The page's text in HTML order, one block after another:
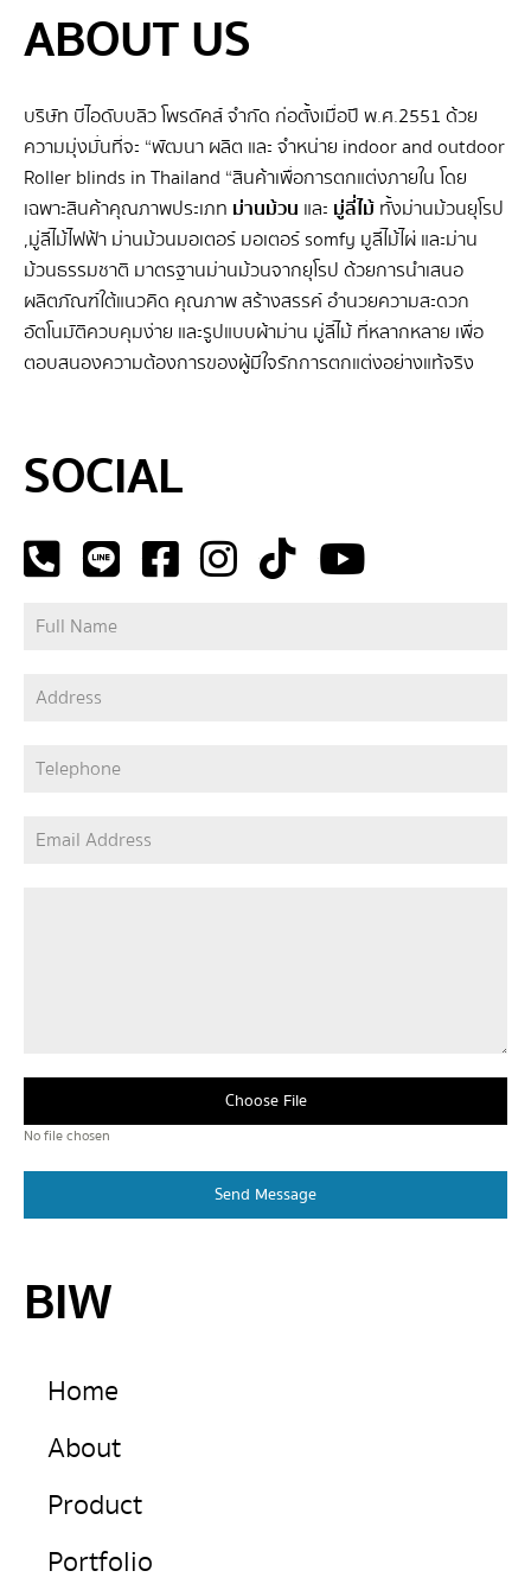
ABOUT US
บริษัท บีไอดับบลิว โพรดัคส์ จำกัด ก่อตั้งเมื่อปี พ.ศ.2551 ด้วย
ความมุ่งมั่นที่จะ “พัฒนา ผลิต และ จําหน่าย indoor and outdoor
Roller blinds in Thailand “สินค้าเพื่อการตกแต่งภายใน โดย
เฉพาะสินค้าคุณภาพประเภท ม่านม้วน และ มู่ลี่ไม้ทั้งม่านม้วนยุโรป
,มู่ลี่ไม้ไฟฟ้า ม่านม้วนมอเตอร์ มอเตอร์ somfy มูลี่ไม้ไผ่ และม่าน
ม้วนธรรมชาติ มาตรฐานม่านม้วนจากยุโรป ด้วยการนำเสนอ
ผลิตภัณฑ์ใต้แนวคิด คุณภาพ สร้างสรรค์ อำนวยความสะดวก
อัตโนมัติควบคุมง่าย และรูปแบบผ้าม่าน มู่ลี่ไม้ ที่หลากหลาย เพื่อ
ตอบสนองความต้องการของผู้มีใจรักการตกแต่งอย่างแท้จริง
SOCIAL
Choose File
No file chosen
Send Message
BIW
Home
About
Product
Portfolio